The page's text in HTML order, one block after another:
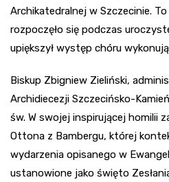
Archikatedralnej w Szczecinie.
rozpoczęło się podczas
upiększył występ chóru
Biskup Zbigniew Zieliński,
Archidiecezji Szczecińsko-
św. W swojej inspirującej homilii
Ottona z Bambergu, której
wydarzenia opisanego w
ustanowione jako święto